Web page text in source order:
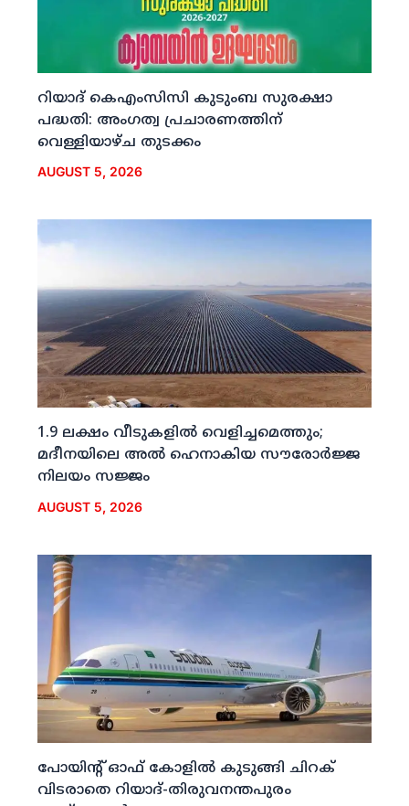
റിയാദ് കെഎംസിസി കുടുംബ സുരക്ഷാ
പദ്ധതി: അംഗത്വ പ്രചാരണത്തിന്
വെള്ളിയാഴ്ച തുടക്കം
AUGUST 5, 2026
1.9 ലക്ഷം വീടുകളില്‍ വെളിച്ചമെത്തും;
മദീനയിലെ അല്‍ ഹെനാകിയ സൗരോര്‍ജ്ജ
നിലയം സജ്ജം
AUGUST 5, 2026
പോയിന്റ് ഓഫ് കോളില്‍ കുടുങ്ങി ചിറക്
വിടരാതെ റിയാദ്-തിരുവനന്തപുരം